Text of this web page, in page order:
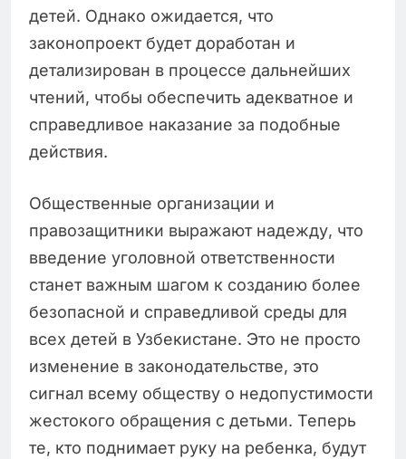
детей. Однако ожидается, что
законопроект будет доработан и
детализирован в процессе дальнейших
чтений, чтобы обеспечить адекватное и
справедливое наказание за подобные
действия.
Общественные организации и
правозащитники выражают надежду, что
введение уголовной ответственности
станет важным шагом к созданию более
безопасной и справедливой среды для
всех детей в Узбекистане. Это не просто
изменение в законодательстве, это
сигнал всему обществу о недопустимости
жестокого обращения с детьми. Теперь
те, кто поднимает руку на ребенка, будут